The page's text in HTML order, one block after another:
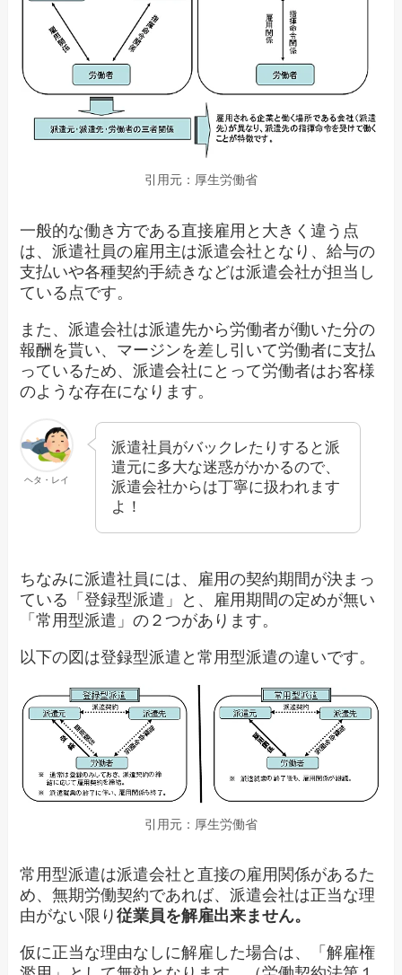
引用元：厚生労働省
一般的な働き方である直接雇用と大きく違う点
は、派遣社員の雇用主は派遣会社となり、給与の
支払いや各種契約手続きなどは派遣会社が担当し
ている点です。
また、派遣会社は派遣先から労働者が働いた分の
報酬を貰い、マージンを差し引いて労働者に支払
っているため、派遣会社にとって労働者はお客様
のような存在になります。
ヘタ・レイ
派遣社員がバックレたりすると派
遣元に多大な迷惑がかかるので、
派遣会社からは丁寧に扱われます
よ！
ちなみに派遣社員には、雇用の契約期間が決まっ
ている「登録型派遣」と、雇用期間の定めが無い
「常用型派遣」の２つがあります。
以下の図は登録型派遣と常用型派遣の違いです。
引用元：厚生労働省
常用型派遣は派遣会社と直接の雇用関係があるた
め、無期労働契約であれば、派遣会社は正当な理
由がない限り従業員を解雇出来ません。
仮に正当な理由なしに解雇した場合は、「解雇権